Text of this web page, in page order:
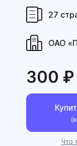
27
ОАО
300 ₽
Что